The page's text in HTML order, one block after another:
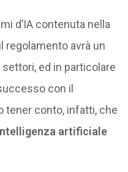
d’IA contenuta nella
regolamento avrà un
ed in particolare
con il
tener conto, infatti, che
artificiale